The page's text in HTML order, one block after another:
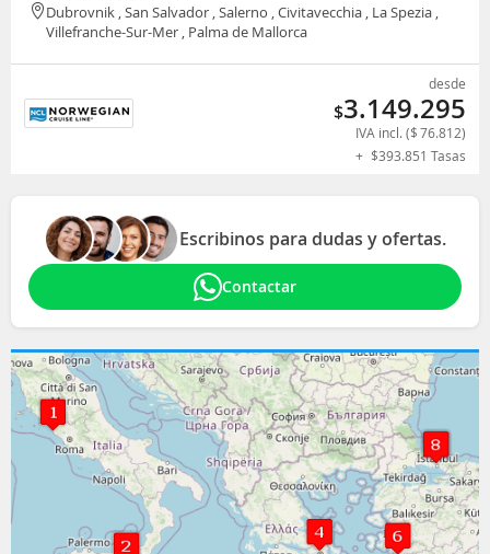
Dubrovnik , San Salvador , Salerno , Civitavecchia , La Spezia ,
Villefranche-Sur-Mer , Palma de Mallorca
desde
$3.149.295
IVA incl. ($76.812)
+ $393.851 Tasas
Escribinos para dudas y ofertas.
Contactar